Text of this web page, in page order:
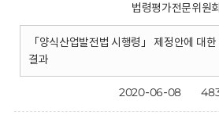
법령평가전문위원회
「양식산업발전법 시행령」 제정안에 대
결과
2020-06-08